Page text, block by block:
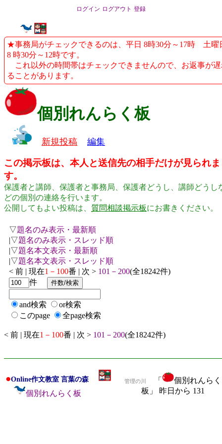
ログイン ログアウト 登録
★事務局がチェックできるのは、平日 8時30分～17時 土曜
8 時30分～12時です。
これ以外の時間帯はチェックできませんので、お返事が
ることがあります。
個別れんらく板
新規投稿 編集
この掲示板は、本人と送信先の相手だけが見られま
す。
保護者と講師、保護者と事務局、保護者どうし、講師どうし
どの個別の連絡を行います。
公開してもよい投稿は、 質問相談掲示板にお書きください。
▽題名のみ表示・最新順
|▽題名のみ表示・スレッド順
|▽題名本文表示・最新順
|▽題名本文表示・スレッド順
< 前 | 現在1－100番 | 次 > 101－200(全18242件)
件
and検索
or検索
このpage
全page検索
< 前 | 現在1－100番 | 次 > 101－200(全18242件)
●Online作文教室 言葉の森
個別れんらく板
管理の川 「
個別れんらく
板」 昨日から 131